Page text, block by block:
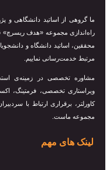
ما گروهی از اساتید دانشگاهی و
راه‌اندازی مجموعه «هدف ریسرچ»
محققین، اساتید دانشگاه و
مرتبط خدمت‌رسانی نماییم.
مشاوره تخصصی در زمینه‌ی
ویراستاری تخصصی، فرمتینگ،
کاورلتر، برقراری ارتباط با
مجموعه ماست.
لینک های مهم